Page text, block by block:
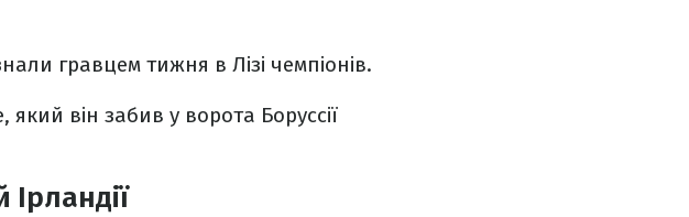
гравцем тижня в Лізі чемпіонів.
він забив у ворота Боруссії